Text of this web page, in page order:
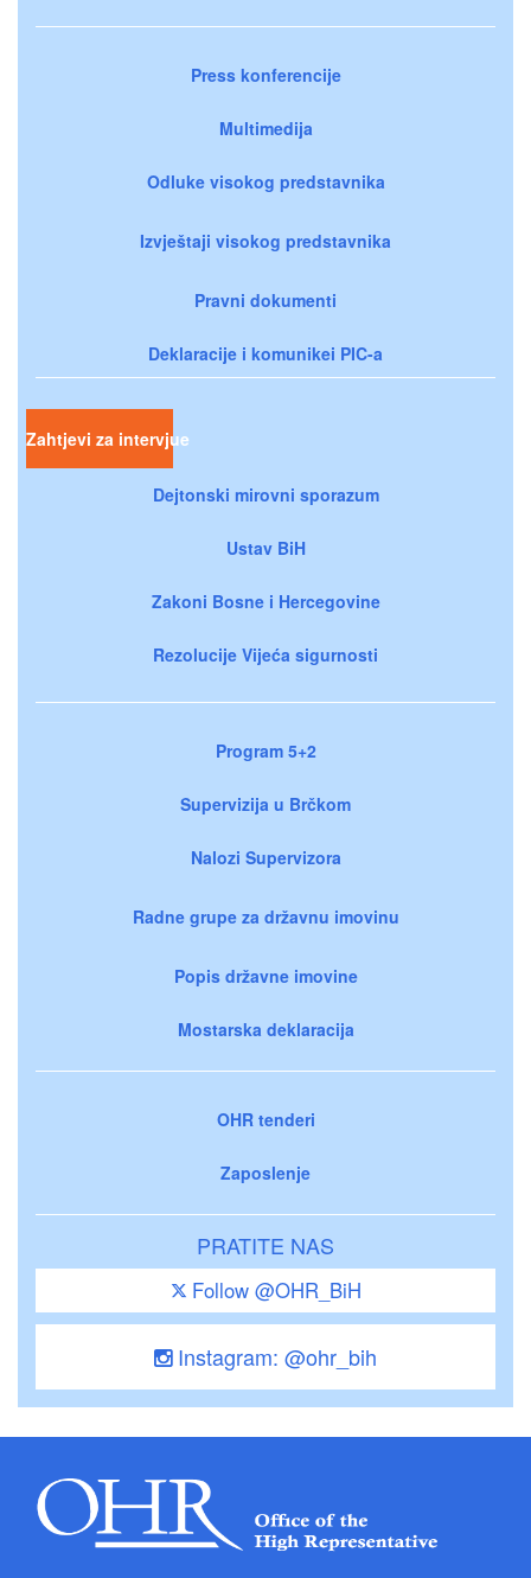
Press konferencije
Multimedija
Odluke visokog predstavnika
Izvještaji visokog predstavnika
Pravni dokumenti
Deklaracije i komunikei PIC-a
Zahtjevi za intervjue
Dejtonski mirovni sporazum
Ustav BiH
Zakoni Bosne i Hercegovine
Rezolucije Vijeća sigurnosti
Program 5+2
Supervizija u Brčkom
Nalozi Supervizora
Radne grupe za državnu imovinu
Popis državne imovine
Mostarska deklaracija
OHR tenderi
Zaposlenje
PRATITE NAS
Follow @OHR_BiH
Instagram: @ohr_bih